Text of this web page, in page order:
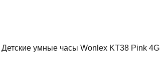
Детские умные часы Wonlex KT38 Pink 4G